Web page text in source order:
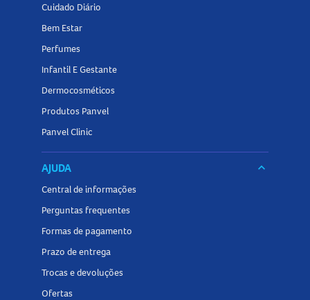
Cuidado Diário
Bem Estar
Perfumes
Infantil E Gestante
Dermocosméticos
Produtos Panvel
Panvel Clinic
AJUDA keyboard_arrow_down
Central de informações
Perguntas frequentes
Formas de pagamento
Prazo de entrega
Trocas e devoluções
Ofertas